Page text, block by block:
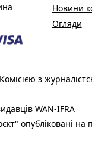
Новини
Огляди
з
WAN-IFRA
опубліковані на